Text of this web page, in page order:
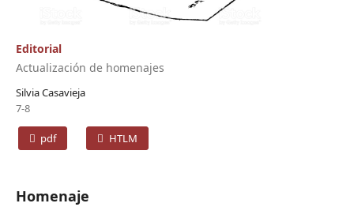
Editorial
Actualización de homenajes
Silvia Casavieja
7-8
pdf HTLM
Homenaje